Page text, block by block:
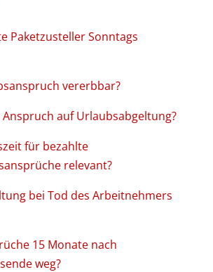
Paketzusteller Sonntags
vererbbar?
Anspruch auf Urlaubsabgeltung?
für bezahlte
relevant?
bei Tod des Arbeitnehmers
15 Monate nach
weg?